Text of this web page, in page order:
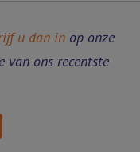
u dan inop onze
van ons recentste